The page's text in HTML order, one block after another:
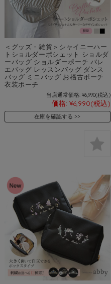
＜グッズ・雑貨＞シャイニーハー
トショルダーポシェット ショルダ
ーバッグ ショルダーポーチ バレ
エバッグ レッスンバッグ ダンス
バッグ ミニバッグ お稽古ポーチ
衣装ポーチ
当店通常価格: ¥6,990(税込)
価格: ¥6,990(税込)
在庫を確認する